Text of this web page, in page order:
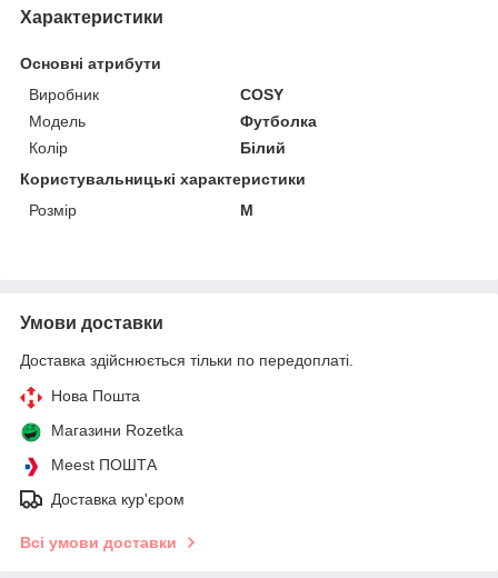
Характеристики
Основні атрибути
Виробник
COSY
Модель
Футболка
Колір
Білий
Користувальницькі характеристики
Розмір
M
Умови доставки
Доставка здійснюється тільки по передоплаті.
Нова Пошта
Магазини Rozetka
Meest ПОШТА
Доставка кур'єром
Всі умови доставки